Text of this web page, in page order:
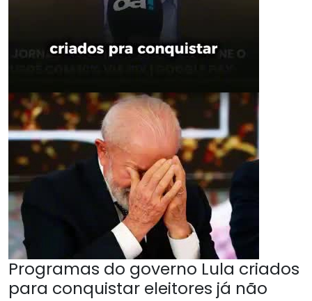
Programas do governo Lula criados
para conquistar eleitores já não